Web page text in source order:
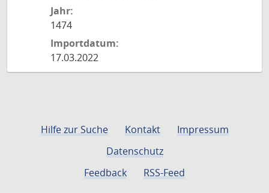
Jahr:
1474
Importdatum:
17.03.2022
Hilfe zur Suche Kontakt
Impressum
Datenschutz
Feedback
RSS-Feed